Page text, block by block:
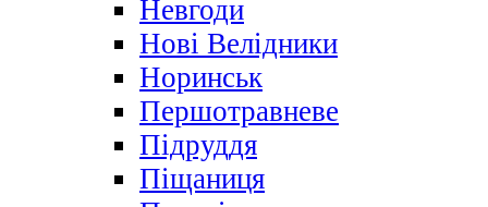
Невгоди
Нові Велідники
Норинськ
Першотравневе
Підруддя
Піщаниця